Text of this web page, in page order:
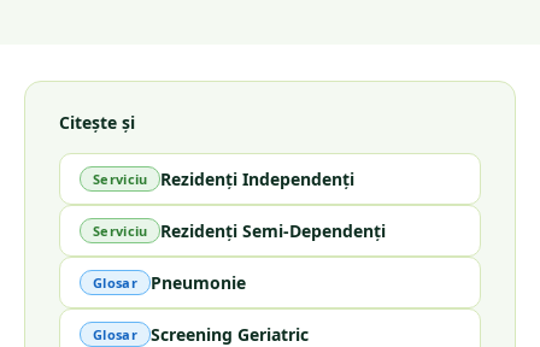
Citește și
Serviciu Rezidenți Independenți
Serviciu Rezidenți Semi-Dependenți
Glosar Pneumonie
Glosar Screening Geriatric